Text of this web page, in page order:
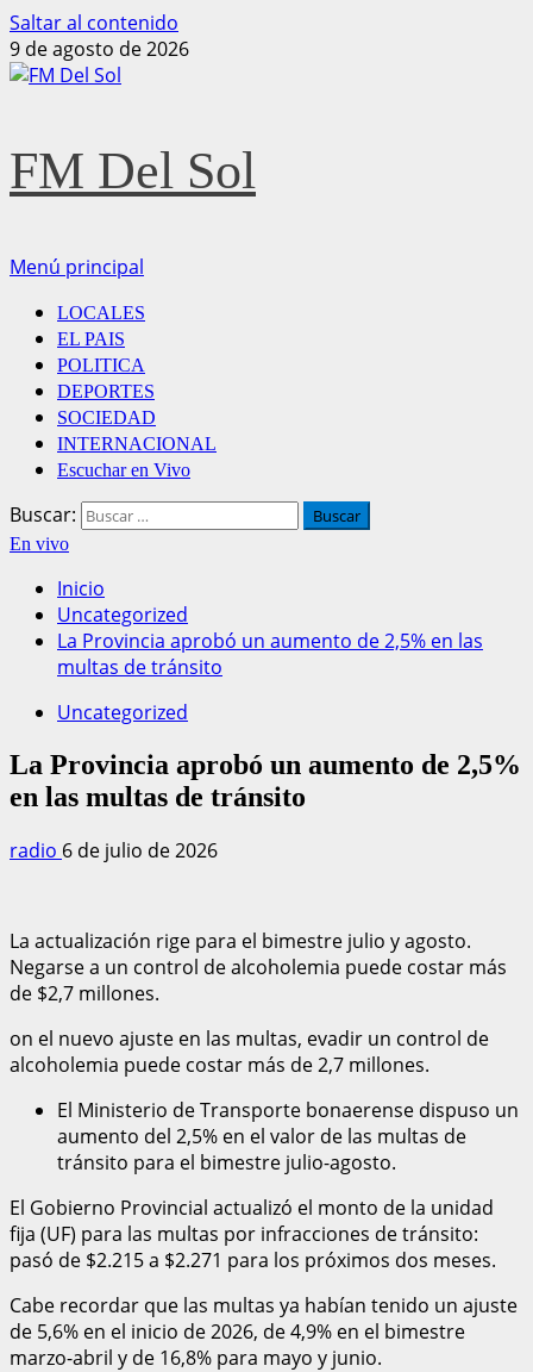
Saltar al contenido
9 de agosto de 2026
FM Del Sol
Menú principal
LOCALES
EL PAIS
POLITICA
DEPORTES
SOCIEDAD
INTERNACIONAL
Escuchar en Vivo
Buscar:
En vivo
Inicio
Uncategorized
La Provincia aprobó un aumento de 2,5% en las
multas de tránsito
Uncategorized
La Provincia aprobó un aumento de 2,5%
en las multas de tránsito
radio 6 de julio de 2026
La actualización rige para el bimestre julio y agosto.
Negarse a un control de alcoholemia puede costar más
de $2,7 millones.
on el nuevo ajuste en las multas, evadir un control de
alcoholemia puede costar más de 2,7 millones.
El Ministerio de Transporte bonaerense dispuso un
aumento del 2,5% en el valor de las multas de
tránsito para el bimestre julio-agosto.
El Gobierno Provincial actualizó el monto de la unidad
fija (UF) para las multas por infracciones de tránsito:
pasó de $2.215 a $2.271 para los próximos dos meses.
Cabe recordar que las multas ya habían tenido un ajuste
de 5,6% en el inicio de 2026, de 4,9% en el bimestre
marzo-abril y de 16,8% para mayo y junio.